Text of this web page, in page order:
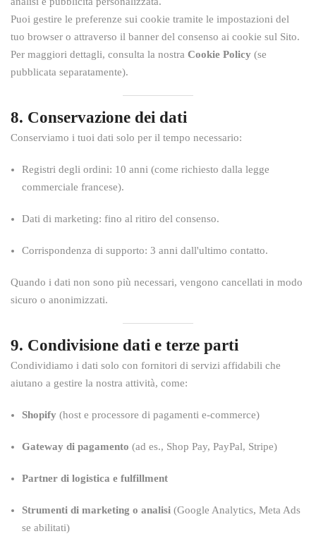
Puoi gestire le preferenze sui cookie tramite le impostazioni del
tuo browser o attraverso il banner del consenso ai cookie sul Sito.
Per maggiori dettagli, consulta la nostra Cookie Policy (se
pubblicata separatamente).
8. Conservazione dei dati
Conserviamo i tuoi dati solo per il tempo necessario:
Registri degli ordini: 10 anni (come richiesto dalla legge
commerciale francese).
Dati di marketing: fino al ritiro del consenso.
Corrispondenza di supporto: 3 anni dall'ultimo contatto.
Quando i dati non sono più necessari, vengono cancellati in modo
sicuro o anonimizzati.
9. Condivisione dati e terze parti
Condividiamo i dati solo con fornitori di servizi affidabili che
aiutano a gestire la nostra attività, come:
Shopify (host e processore di pagamenti e-commerce)
Gateway di pagamento (ad es., Shop Pay, PayPal, Stripe)
Partner di logistica e fulfillment
Strumenti di marketing o analisi (Google Analytics, Meta Ads
se abilitati)